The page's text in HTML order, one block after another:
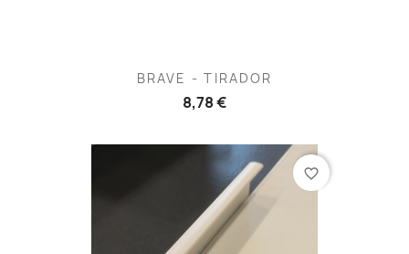
BRAVE - TIRADOR
8,78 €
favorite_border